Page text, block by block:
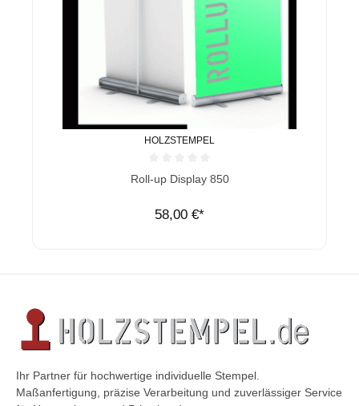
HOLZSTEMPEL
Durchschnittliche Bewertung von 0 von 5 Sternen
Roll-up Display 850
58,00 €*
Ihr Partner für hochwertige individuelle Stempel.
Maßanfertigung, präzise Verarbeitung und zuverlässiger Service